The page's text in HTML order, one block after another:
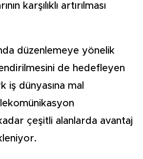
karşılıklı artırılması
düzenlemeye yönelik
de hedefleyen
iş dünyasına mal
çeşitli alanlarda avantaj